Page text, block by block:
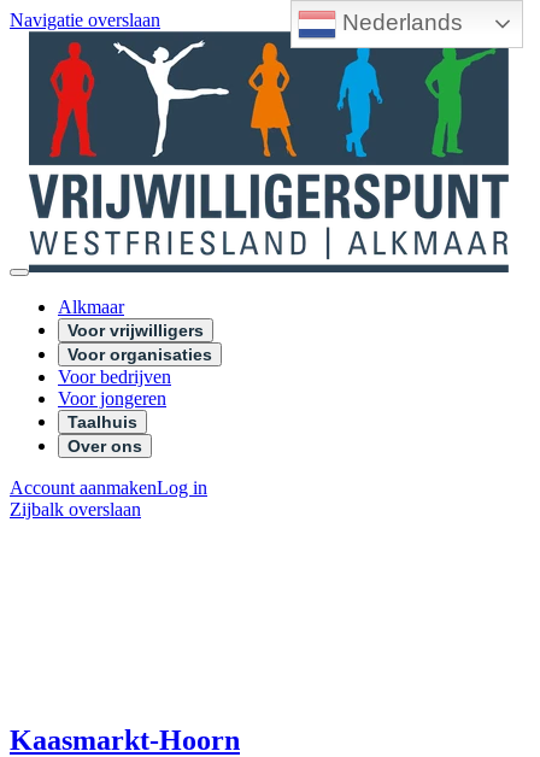
Nederlands
Navigatie overslaan
Alkmaar
Voor vrijwilligers
Voor organisaties
Voor bedrijven
Voor jongeren
Taalhuis
Over ons
Account aanmakenLog in
Zijbalk overslaan
Kaasmarkt-Hoorn